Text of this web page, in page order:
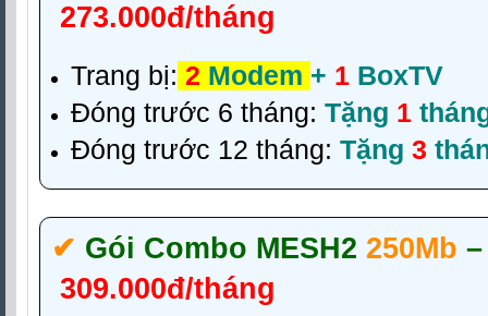
273.000đ/tháng
Trang bị: 2 Modem + 1 BoxTV
Đóng trước 6 tháng: Tặng 1
Đóng trước 12 tháng: Tặng 3
✔‎ Gói Combo MESH2 250Mb –
309.000đ/tháng